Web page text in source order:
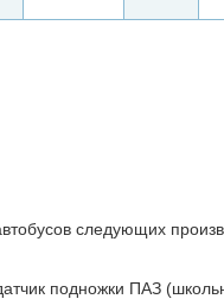
следующих
подножки ПАЗ